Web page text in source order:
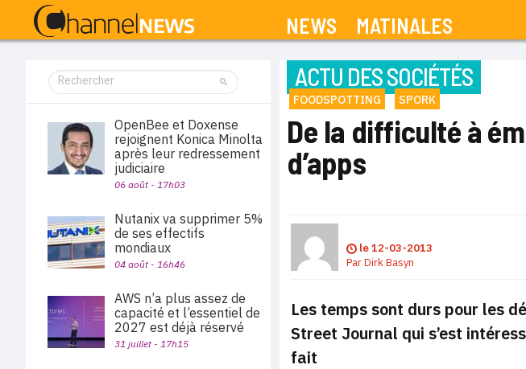
NEWS MATINALES
ACTU DES SOCIÉTÉS
FOODSPOTTING SPORK
De la difficulté à
d’apps
le12-03-2013
ParDirk Basyn
Les temps sont durs pour les
Street Journal qui s’est
fait
OpenBee et Doxense
rejoignent Konica Minolta
après leur redressement
judiciaire
06 août - 17h03
Nutanix va supprimer 5%
de ses effectifs
mondiaux
04 août - 16h46
AWS n’a plus assez de
capacité et l’essentiel de
2027 est déjà réservé
31 juillet - 17h15